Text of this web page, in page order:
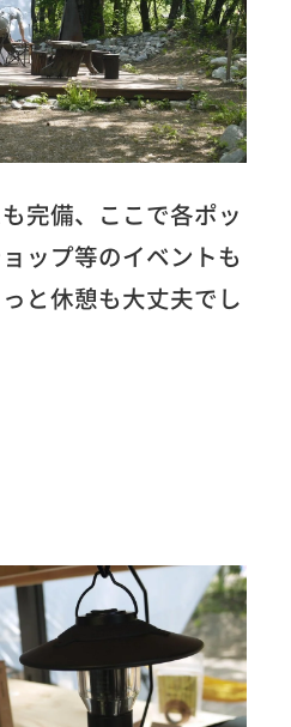
完備、ここで各ポッ
ップ等のイベントも
と休憩も大丈夫でし